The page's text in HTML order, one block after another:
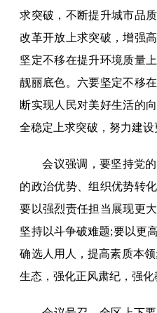
求突破，不断提升城市品
改革开放上求突破，增强
坚定不移在提升环境质量
靓丽底色。六要坚定不移
断实现人民对美好生活的
全稳定上求突破，努力建设
会议强调，要坚持党
的政治优势、组织优势转
要以强烈责任担当展现更
坚持以斗争破难题;要以更
确选人用人，提高素质本
生态，强化正风肃纪，强化